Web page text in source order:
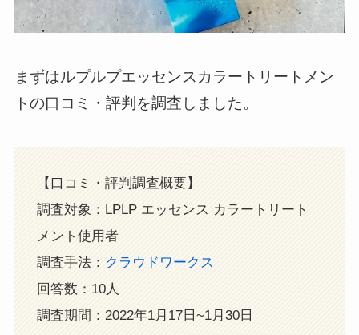
まずはルプルプエッセンスカラートリートメン
トの口コミ・評判を調査しました。
【口コミ・評判調査概要】
調査対象：LPLP エッセンス カラートリート
メント使用者
調査手法： クラウドワークス
回答数：10人
調査期間：2022年1月17日~1月30日